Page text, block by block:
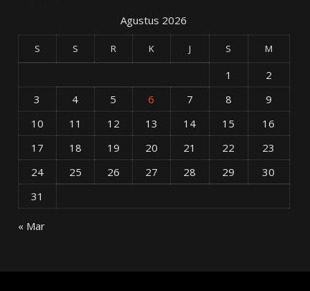
Agustus 2026
S S R K J S M
1
2
3
4 5 6 7 8
9
10
11 12 13 14 15
16
17
18 19 20 21 22
23
24
25 26 27 28 29
30
31
« Mar